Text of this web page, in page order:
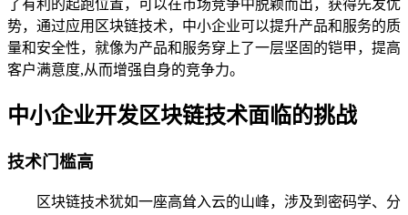
了有利的起跑位置，可以在市场竞争中脱颖而出，获得先发优
势，通过应用区块链技术，中小企业可以提升产品和服务的质
量和安全性，就像为产品和服务穿上了一层坚固的铠甲，提高
客户满意度,从而增强自身的竞争力。
中小企业开发区块链技术面临的挑战
技术门槛高
区块链技术犹如一座高耸入云的山峰，涉及到密码学、分